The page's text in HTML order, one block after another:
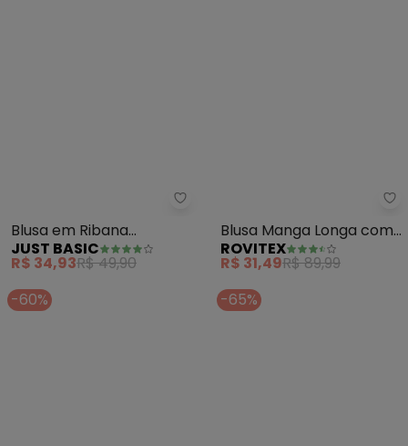
Just Basic - Blusa em Ribana
Blusa em Ribana
Canelada (Preto)
JUST BASIC
R$ 34,93R$ 49,90
Blusa Manga Longa com
Bordado (Marrom)
ROVITEX
R$ 31,49R$ 89,99
-60%
-65%